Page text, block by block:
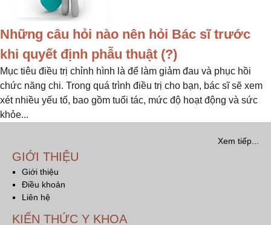
Những câu hỏi nào nên hỏi Bác sĩ trước
khi quyết định phẫu thuật (?)
Mục tiêu điều trị chỉnh hình là để làm giảm đau và phục hồi
chức năng chi. Trong quá trình điều trị cho bạn, bác sĩ sẽ xem
xét nhiều yếu tố, bao gồm tuổi tác, mức độ hoạt động và sức
khỏe...
Xem tiếp...
GIỚI THIỆU
Giới thiệu
Điều khoản
Liên hệ
KIẾN THỨC Y KHOA